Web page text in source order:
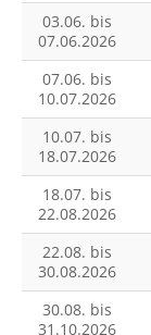
03.06. bis
07.06.2026
07.06. bis
10.07.2026
10.07. bis
18.07.2026
18.07. bis
22.08.2026
22.08. bis
30.08.2026
30.08. bis
31.10.2026